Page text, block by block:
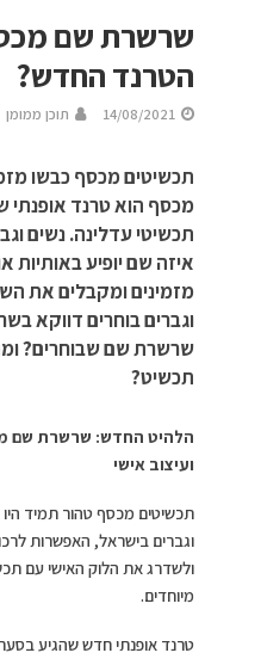
שרשרת שם
הטרנד החדש?
14/08/2021 תוכן ממומן
תכשיטים מכסף כבשו
מכסף הוא טרנד
תכשיטי עדלינה. נשים
איזה שם יופיע
מזמינים ומקבלים את
וגברים בוחרים דווקא
שרשרת שם שבוחרים?
תכשיט?
הלהיט החדש: שרשרת שם
ועיצוב אישי
תכשיטים מכסף טהור תמיד
וגברים בישראל, האפשרות
ולשדרג את הלוק האישי עם
מיוחדים.
טרנד אופנתי חדש שהגיע